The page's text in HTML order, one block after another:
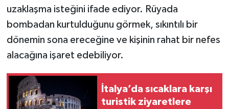
uzaklaşma isteğini ifade ediyor. Rüyada
bombadan kurtulduğunu görmek, sıkıntılı bir
dönemin sona ereceğine ve kişinin rahat bir nefes
alacağına işaret edebiliyor.
İtalya’da sıcaklara karşı
turistik ziyaretlere